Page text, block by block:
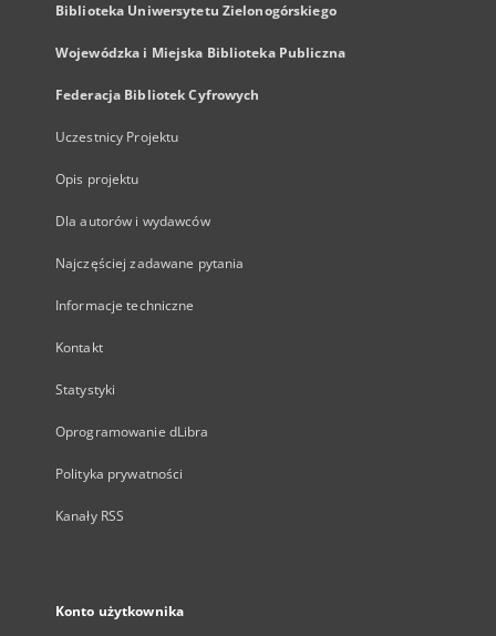
Biblioteka Uniwersytetu Zielonogórskiego
Wojewódzka i Miejska Biblioteka Publiczna
Federacja Bibliotek Cyfrowych
Uczestnicy Projektu
Opis projektu
Dla autorów i wydawców
Najczęściej zadawane pytania
Informacje techniczne
Kontakt
Statystyki
Oprogramowanie dLibra
Polityka prywatności
Kanały RSS
Konto użytkownika